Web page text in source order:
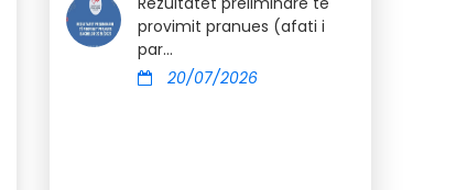
provimit pranues (afati i
par...
20/07/2026